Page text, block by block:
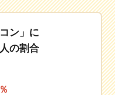
ン」に
の割合
％